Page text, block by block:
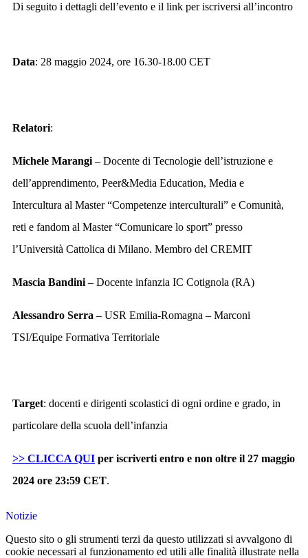
Di seguito i dettagli dell’evento e il link per iscriversi all’incontro
Data: 28 maggio 2024, ore 16.30-18.00 CET
Relatori:
Michele Marangi – Docente di Tecnologie dell’istruzione e
dell’apprendimento, Peer&Media Education, Media e
Intercultura al Master “Competenze interculturali” e Comunità,
reti e fandom al Master “Comunicare lo sport” presso
l’Università Cattolica di Milano. Membro del CREMIT
Mascia Bandini – Docente infanzia IC Cotignola (RA)
Alessandro Serra – USR Emilia-Romagna – Marconi
TSI/Equipe Formativa Territoriale
Target: docenti e dirigenti scolastici di ogni ordine e grado, in
particolare della scuola dell’infanzia
>> CLICCA QUI per iscriverti entro e non oltre il 27 maggio
2024 ore 23:59 CET.
Notizie
Questo sito o gli strumenti terzi da questo utilizzati si avvalgono di
cookie necessari al funzionamento ed utili alle finalità illustrate nella